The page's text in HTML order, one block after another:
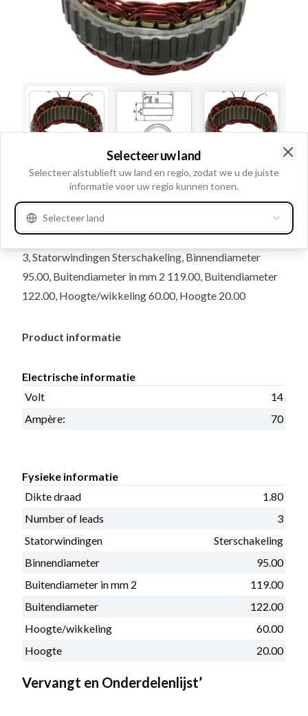
Gebruiksnummer236573
Details en beschrijving
Volt 14, Ampère: 70, Dikte draad 1.80, Number of leads
3, Statorwindingen Sterschakeling, Binnendiameter
95.00, Buitendiameter in mm 2 119.00, Buitendiameter
122.00, Hoogte/wikkeling 60.00, Hoogte 20.00
Product informatie
Electrische informatie
Volt
14
Ampère:
70
Fysieke informatie
Dikte draad
1.80
Number of leads
3
Statorwindingen
Sterschakeling
Binnendiameter
95.00
Buitendiameter in mm 2
119.00
Buitendiameter
122.00
Hoogte/wikkeling
60.00
Hoogte
20.00
Vervangt en Onderdelenlijst’
Selecteer uw land
Selecteer alstublieft uw land en regio, zodat we u de juiste
informatie voor uw regio kunnen tonen.
Selecteer land